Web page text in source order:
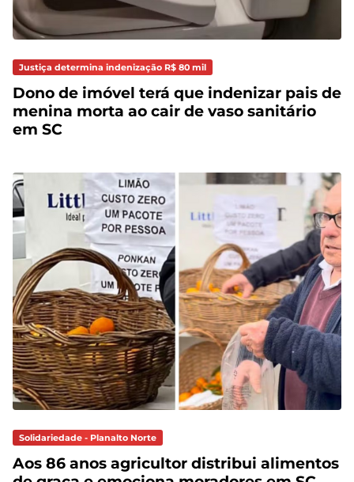
Justiça determina indenização R$ 80 mil
Dono de imóvel terá que indenizar pais de
menina morta ao cair de vaso sanitário
em SC
Solidariedade - Planalto Norte
Aos 86 anos agricultor distribui alimentos